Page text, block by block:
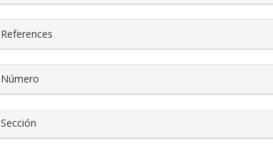
References
Número
Sección